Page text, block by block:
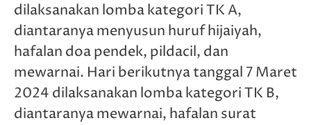
dilaksanakan lomba kategori TK A,
diantaranya menyusun huruf hijaiyah,
hafalan doa pendek, pildacil, dan
mewarnai. Hari berikutnya tanggal 7 Maret
2024 dilaksanakan lomba kategori TK B,
diantaranya mewarnai, hafalan surat